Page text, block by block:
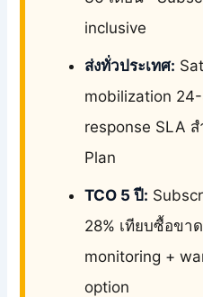
inclusive
ส่งทั่วประเทศ:
mobilization
response SLA
Plan
TCO 5 ปี:
28% เทียบซื้อขา
monitoring +
option